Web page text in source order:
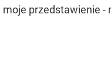
przedstawienie -